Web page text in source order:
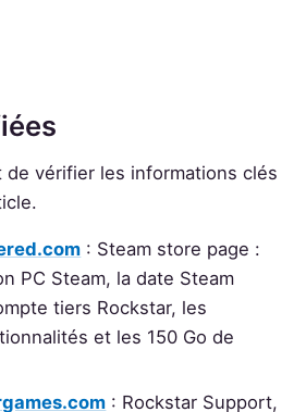
vérifier les informations clés
: Steam store page :
PC Steam, la date Steam
tiers Rockstar, les
et les 150 Go de
: Rockstar Support,